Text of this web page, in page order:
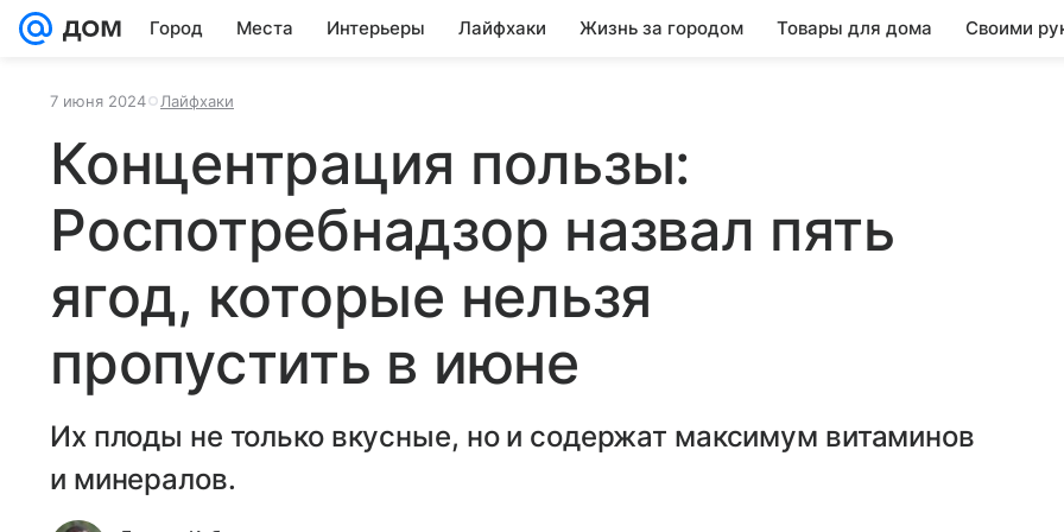
Город Места Интерьеры Лайфхаки Жизнь за городом Товары для дома Своими
7 июня 2024 Лайфхаки
Концентрация пользы:
Роспотребнадзор назвал пять
ягод, которые нельзя
пропустить в июне
Их плоды не только вкусные, но и содержат максимум витаминов
и минералов.